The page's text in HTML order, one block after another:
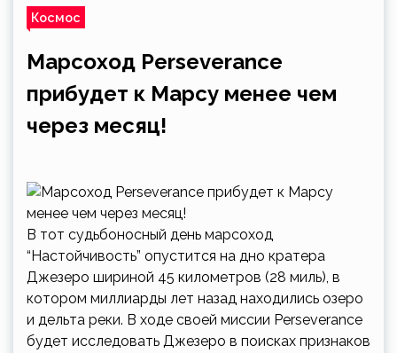
Космос
Марсоход Perseverance
прибудет к Марсу менее чем
через месяц!
В тот судьбоносный день марсоход
“Настойчивость” опустится на дно кратера
Джезеро шириной 45 километров (28 миль), в
котором миллиарды лет назад находились озеро
и дельта реки. В ходе своей миссии Perseverance
будет исследовать Джезеро в поисках признаков